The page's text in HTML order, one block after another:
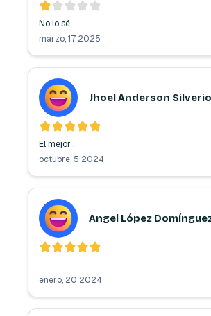
No lo sé
marzo, 17 2025
Jhoel Anderson
El mejor .
octubre, 5 2024
Angel López
enero, 20 2024